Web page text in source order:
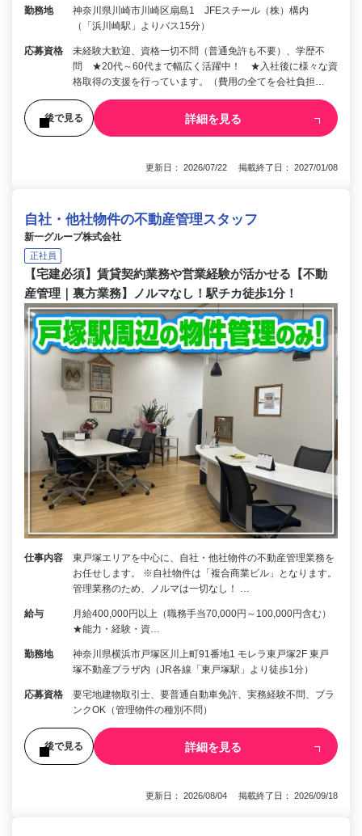
勤務地
神奈川県川崎市川崎区扇島1 JFEスチール（株）構内
（「浜川崎駅」よりバス15分）
応募資格
未経験大歓迎、資格一切不問（普通免許も不要）、学歴不
問 ★20代～60代まで幅広く活躍中！ ★入社後に様々な資
格取得の支援を行っています。（費用の全てを会社負担…
後で見る 詳細を見る
更新日： 2026/07/22 掲載終了日： 2027/01/08
自社・他社物件の不動産管理スタッフ
新一グループ株式会社
正社員
【宅建必須】賃貸契約業務や営業経験が活かせる【不動
産管理｜裏方業務】ノルマなし！駅チカ徒歩1分！
仕事内容
東戸塚エリアを中心に、自社・他社物件の不動産管理業務を
お任せします。 ※自社物件は「複合商業ビル」となります。
管理業務のため、ノルマは一切なし！ …
給与
月給400,000円以上（職務手当70,000円～100,000円含む）
★能力・経験・資…
勤務地
神奈川県横浜市戸塚区川上町91番地1 モレラ東戸塚2F 東戸
塚不動産プラザ内（JR各線「東戸塚駅」より徒歩1分）
応募資格
要宅地建物取引士、要普通自動車免許、実務経験不問、ブラ
ンクOK（管理物件の種別不問）
後で見る 詳細を見る
更新日： 2026/08/04 掲載終了日： 2026/09/18